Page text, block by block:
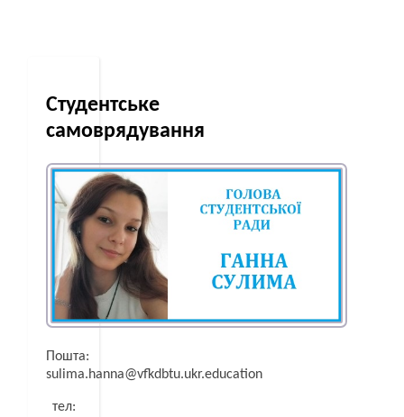
Cтудентське
самоврядування
Пошта:
sulima.hanna@vfkdbtu.ukr.education
тел: